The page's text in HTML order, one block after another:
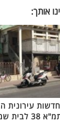
אותך:
עירונית
שמש